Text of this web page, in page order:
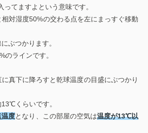
てますよという意味です。
対湿度50%の交わる点を左にまっすぐ移動
ぶつかります。
のラインです。
真下に降ろすと乾球温度の目盛にぶつかり
くらいです。
温度となり、この部屋の空気は温度が13℃以